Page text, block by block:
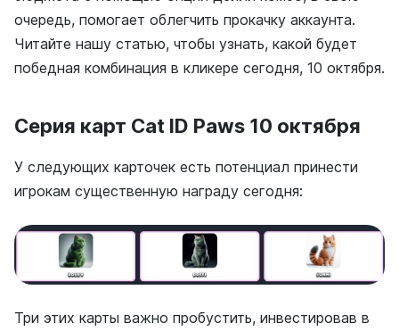
очередь, помогает облегчить прокачку аккаунта.
Читайте нашу статью, чтобы узнать, какой будет
победная комбинация в кликере сегодня, 10 октября.
Серия карт Cat ID Paws 10 октября
У следующих карточек есть потенциал принести
игрокам существенную награду сегодня:
Три этих карты важно пробустить, инвестировав в